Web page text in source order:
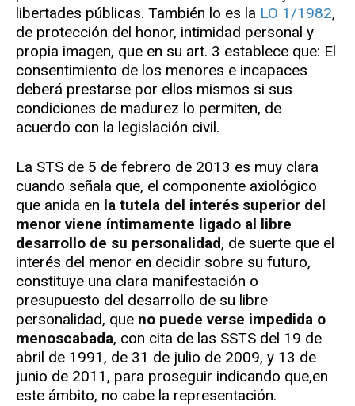
libertades públicas. También lo es la LO 1/1982,
de protección del honor, intimidad personal y
propia imagen, que en su art. 3 establece que: El
consentimiento de los menores e incapaces
deberá prestarse por ellos mismos si sus
condiciones de madurez lo permiten, de
acuerdo con la legislación civil.
La STS de 5 de febrero de 2013 es muy clara
cuando señala que, el componente axiológico
que anida en la tutela del interés superior del
menor viene íntimamente ligado al libre
desarrollo de su personalidad, de suerte que el
interés del menor en decidir sobre su futuro,
constituye una clara manifestación o
presupuesto del desarrollo de su libre
personalidad, que no puede verse impedida o
menoscabada, con cita de las SSTS del 19 de
abril de 1991, de 31 de julio de 2009, y 13 de
junio de 2011, para proseguir indicando que,en
este ámbito, no cabe la representación.